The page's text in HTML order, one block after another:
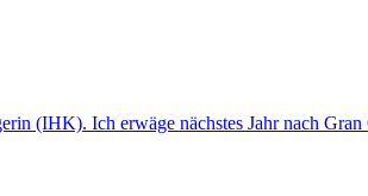
(IHK). Ich erwäge nächstes Jahr nach Gran